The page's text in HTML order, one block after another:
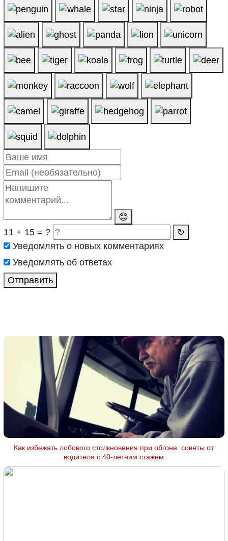
😊
11 + 15 = ?
↻
Уведомлять о новых комментариях
Уведомлять об ответах
Отправить
Как избежать лобового столкновения при обгоне: советы от
водителя с 40-летним стажем